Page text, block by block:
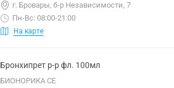
г. Бровары, б-р Независимости, 7
Пн-Вс: 08:00-21:00
На карте
Бронхипрет р-р фл. 100мл
БИОНОРИКА СЕ